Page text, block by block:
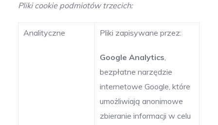
Pliki cookie podmiotów trzecich:
Analityczne Pliki zapisywane przez:
Google Analytics,
bezpłatne narzędzie
internetowe Google, które
umożliwiają anonimowe
zbieranie informacji w celu